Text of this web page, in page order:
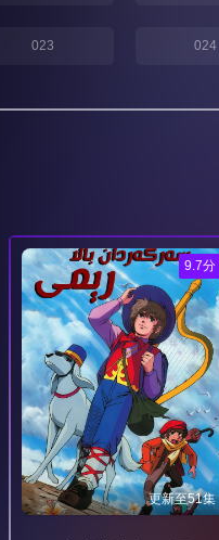
023 024
030 031
051 052
058 059
065 066
072 073
9.7分
更新至51集